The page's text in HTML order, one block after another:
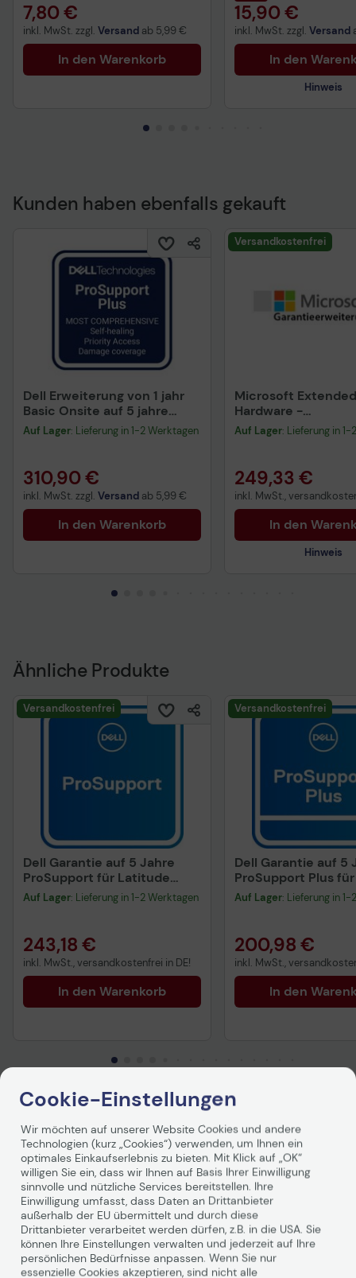
7,80 €
inkl. MwSt. zzgl. Versand ab 5,99 €
In den Warenkorb
15,90 €
inkl. MwSt. zzgl. Versand
In den
Hinweis
Technisches
Kunden haben ebenfalls gekauft
Dell Erweiterung von 1 jahr
Basic Onsite auf 5 jahre
ProSupport Plus
Auf Lager: Lieferung in 1-2 Werktagen
310,90 €
inkl. MwSt. zzgl. Versand ab 5,99 €
In den Warenkorb
Versandkostenfrei
Microsoft Extended
Hardware -
erweiterter
Auf Lager: Lieferung in
249,33 €
inkl. MwSt.,
In den
Hinweis
Ähnliche Produkte
Versandkostenfrei
Dell Garantie auf 5 Jahre
ProSupport für Latitude
5290 2-in-1
Auf Lager: Lieferung in 1-2 Werktagen
243,18 €
inkl. MwSt., versandkostenfrei in DE!
In den Warenkorb
Versandkostenfrei
Dell Garantie auf 5
ProSupport Plus
5290 2-in-1
Auf Lager: Lieferung in
200,98 €
inkl. MwSt.,
In den
Produktbeschreibung
Dell ProSupport – Wenn Sie mehr als nur
Standardservice benötigen.
Es lässt sich nicht leugnen: Manchmal ist
Standardservice einfach nicht ausreichend. Mit einem
simplen Upgrade verschaffen Sie sich ein sicheres
Cookie-Einstellungen
Wir möchten auf unserer Website Cookies und andere
Technologien (kurz „Cookies“) verwenden, um Ihnen ein
optimales Einkaufserlebnis zu bieten. Mit Klick auf „OK“
willigen Sie ein, dass wir Ihnen auf Basis Ihrer Einwilligung
sinnvolle und nützliche Services bereitstellen. Ihre
Einwilligung umfasst, dass Daten an Drittanbieter
außerhalb der EU übermittelt und durch diese
Drittanbieter verarbeitet werden dürfen, z.B. in die USA. Sie
können Ihre Einstellungen verwalten und jederzeit auf Ihre
persönlichen Bedürfnisse anpassen. Wenn Sie nur
essenzielle Cookies akzeptieren, sind nicht alle